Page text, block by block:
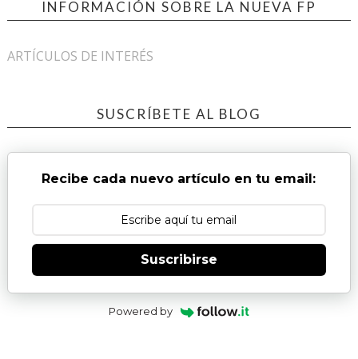
INFORMACIÓN SOBRE LA NUEVA FP
ARTÍCULOS DE INTERÉS
SUSCRÍBETE AL BLOG
Recibe cada nuevo artículo en tu email:
Suscribirse
Powered by